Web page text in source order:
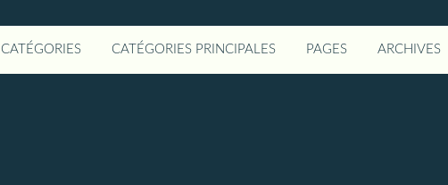
CATÉGORIES CATÉGORIES PRINCIPALES PAGES ARCHIVES